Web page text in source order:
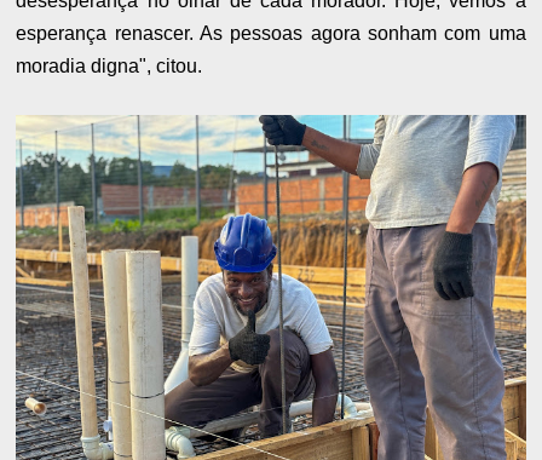
esperança renascer. As pessoas agora sonham com uma
moradia digna", citou.